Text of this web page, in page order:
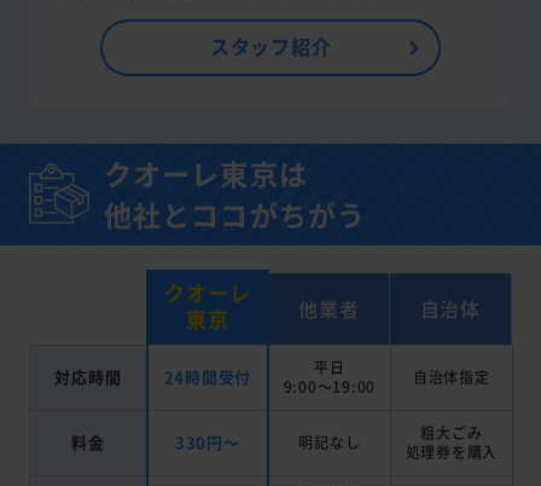
スタッフ紹介
クオーレ東京は
他社とココがちがう
クオーレ
東京
他業者 自治体
対応時間 24時間受付
平日
9:00～19:00
自治体指定
料金 330円～ 明記なし
粗大ごみ
処理券を 購入